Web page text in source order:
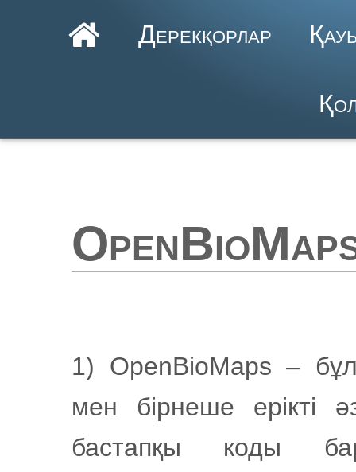
Дерекқорлар
1) OpenBioMaps –
мен бірнеше ерікті
бастапқы коды